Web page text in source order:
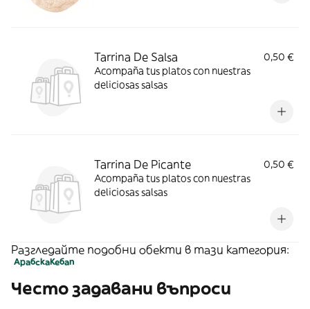
Tarrina De Salsa
0,50 €
Acompaña tus platos con nuestras
deliciosas salsas
Tarrina De Picante
0,50 €
Acompaña tus platos con nuestras
deliciosas salsas
Разгледайте подобни обекти в тази категория:
АрабскаКебап
Често задавани въпроси